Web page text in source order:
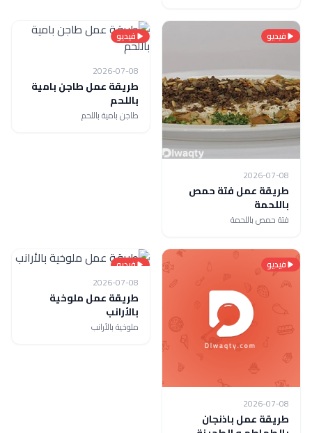
فيديو
2026-07-08
طريقة عمل فتة حمص
باللحمة
فتة حمص باللحمة
فيديو
2026-07-08
طريقة عمل طاجن بامية
باللحم
طاجن بامية باللحم
فيديو
2026-07-08
طريقة عمل باذنجان
فيديو
2026-07-08
طريقة عمل ملوخية
بالأرانب
ملوخية بالأرانب